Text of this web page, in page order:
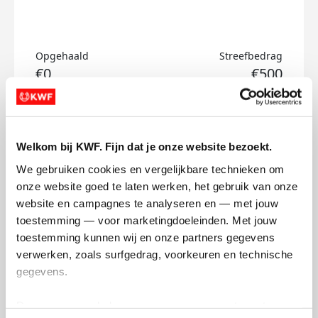
Welkom bij KWF. Fijn dat je onze website bezoekt.
We gebruiken cookies en vergelijkbare technieken om
onze website goed te laten werken, het gebruik van onze
website en campagnes te analyseren en — met jouw
toestemming — voor marketingdoeleinden. Met jouw
toestemming kunnen wij en onze partners gegevens
verwerken, zoals surfgedrag, voorkeuren en technische
gegevens.
Opgehaald
€0
Streefbedrag
€500
Doneer
Joy's badges